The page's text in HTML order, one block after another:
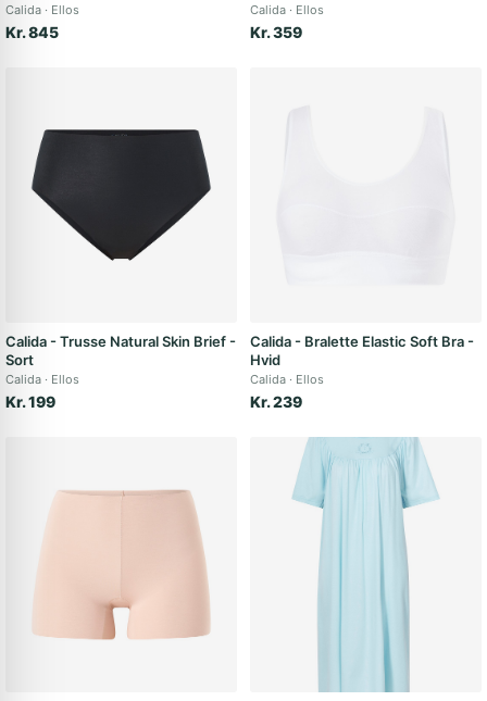
Calida Ellos
Kr. 845
Calida Ellos
Kr. 359
Calida - Trusse Natural Skin Brief -
Sort
Calida Ellos
Kr. 199
Calida - Bralette Elastic Soft Bra -
Hvid
Calida Ellos
Kr. 239